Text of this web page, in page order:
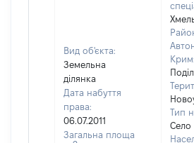
Вид об'єкта:
Земельна
ділянка
Дата набуття
права:
06.07.2011
Загальна площа
Крим:
Тип
Село